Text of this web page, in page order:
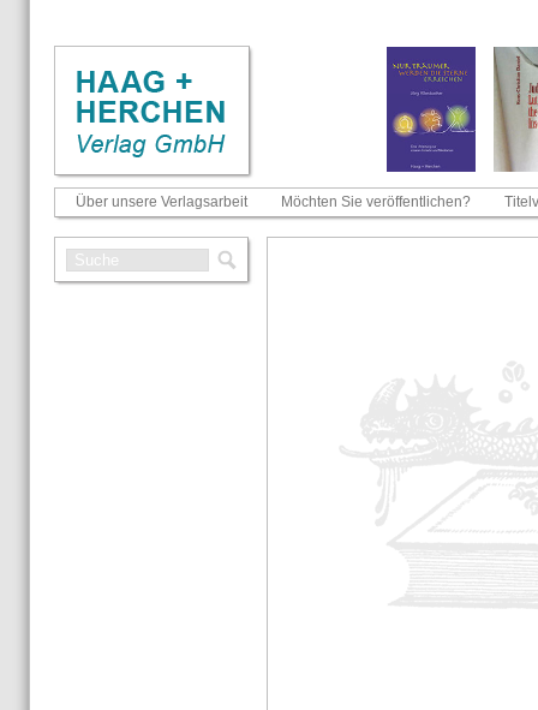
Über unsere Verlagsarbeit Möchten Sie veröffentlichen?